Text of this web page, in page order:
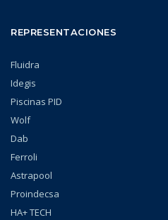
REPRESENTACIONES
Fluidra
Idegis
Piscinas PID
Wolf
Dab
Ferroli
Astrapool
Proindecsa
HA+ TECH